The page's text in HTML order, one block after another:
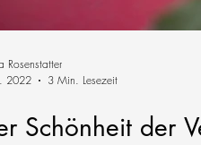
Schönheit der
Rosenstatter
2022
3 Min. Lesezeit